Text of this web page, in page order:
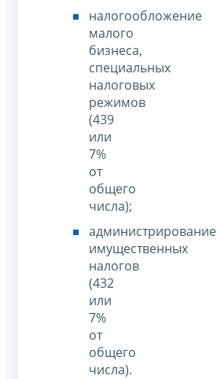
налогообложение
малого
бизнеса,
специальных
налоговых
режимов
(439
или
7%
от
общего
числа);
администрирование
имущественных
налогов
(432
или
7%
от
общего
числа).